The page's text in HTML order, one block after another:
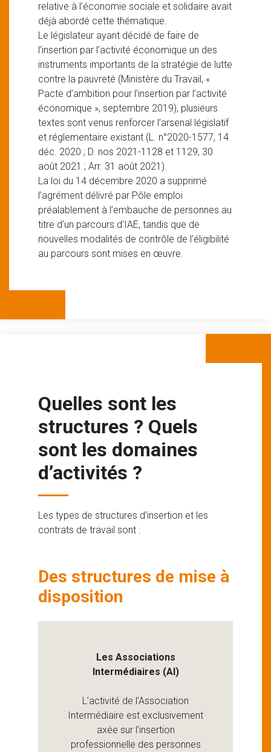
relative à l’économie sociale et solidaire avait
déjà abordé cette thématique.
Le législateur ayant décidé de faire de
l’insertion par l’activité économique un des
instruments importants de la stratégie de lutte
contre la pauvreté (Ministère du Travail, «
Pacte d’ambition pour l’insertion par l’activité
économique », septembre 2019), plusieurs
textes sont venus renforcer l’arsenal législatif
et réglementaire existant (L. n°2020-1577, 14
déc. 2020 ; D. nos 2021-1128 et 1129, 30
août 2021 ; Arr. 31 août 2021).
La loi du 14 décembre 2020 a supprimé
l’agrément délivré par Pôle emploi
préalablement à l’embauche de personnes au
titre d’un parcours d’IAE, tandis que de
nouvelles modalités de contrôle de l’éligibilité
au parcours sont mises en œuvre.
Quelles sont les
structures ? Quels
sont les domaines
d’activités ?
Les types de structures d’insertion et les
contrats de travail sont :
Des structures de mise à
disposition
Les Associations
Intermédiaires (AI)
L’activité de l’Association
Intermédiaire est exclusivement
axée sur l’insertion
professionnelle des personnes